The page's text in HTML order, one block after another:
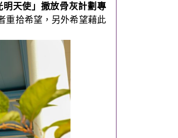
明天使」撒放骨灰計劃專
重拾希望，另外希望藉此